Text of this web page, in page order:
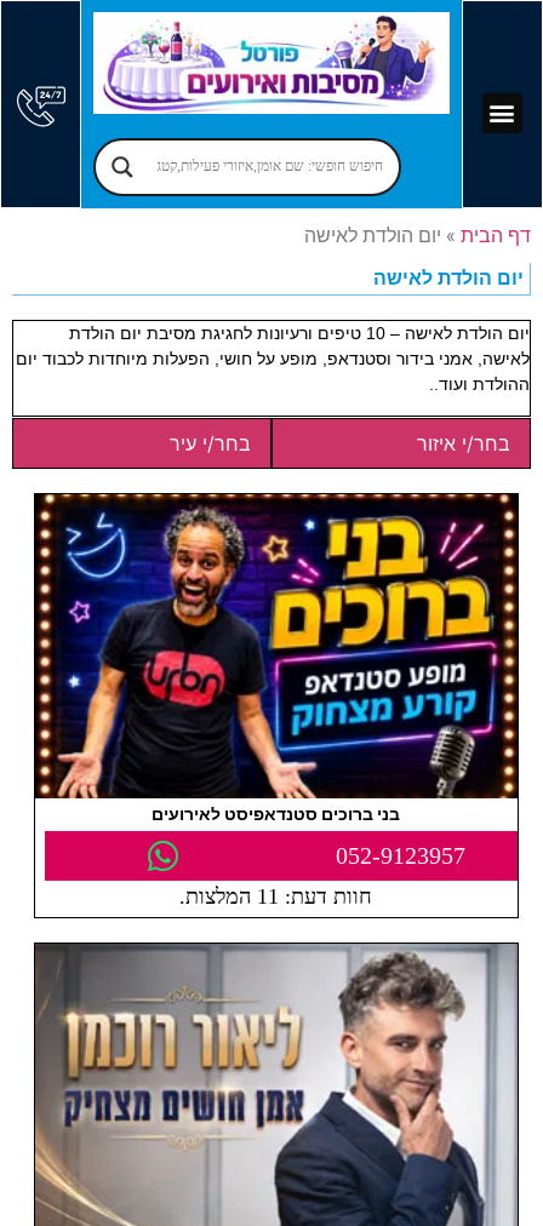
דף הבית » יום הולדת לאישה
יום הולדת לאישה
יום הולדת לאישה – 10 טיפים ורעיונות לחגיגת מסיבת יום הולדת
לאישה, אמני בידור וסטנדאפ, מופע על חושי, הפעלות מיוחדות לכבוד יום
ההולדת ועוד..
בני ברוכים סטנדאפיסט לאירועים
052-9123957
חוות דעת: 11 המלצות.